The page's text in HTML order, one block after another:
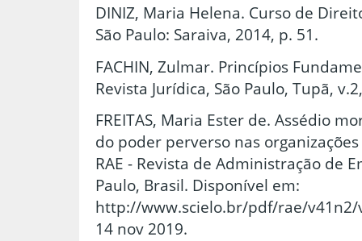
DINIZ, Maria Helena. Curso de
São Paulo: Saraiva, 2014, p. 51.
FACHIN, Zulmar. Princípios
Revista Jurídica, São Paulo, Tupã,
FREITAS, Maria Ester de. Assédio
do poder perverso nas
RAE - Revista de Administração de
Paulo, Brasil. Disponível em:
http://www.scielo.br/pdf/rae/v41n2/
14 nov 2019.